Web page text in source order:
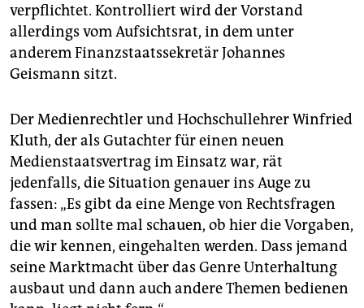
verpflichtet. Kontrolliert wird der Vorstand
allerdings vom Aufsichtsrat, in dem unter
anderem Finanzstaatssekretär Johannes
Geismann sitzt.
Der Medienrechtler und Hochschullehrer Winfried
Kluth, der als Gutachter für einen neuen
Medienstaatsvertrag im Einsatz war, rät
jedenfalls, die Situation genauer ins Auge zu
fassen: „Es gibt da eine Menge von Rechtsfragen
und man sollte mal schauen, ob hier die Vorgaben,
die wir kennen, eingehalten werden. Dass jemand
seine Marktmacht über das Genre Unterhaltung
ausbaut und dann auch andere Themen bedienen